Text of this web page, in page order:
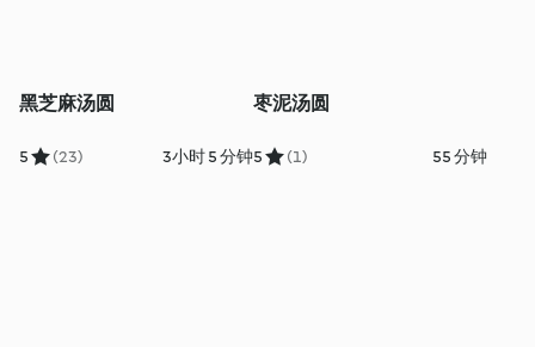
黑芝麻汤圆
5 (23) 3小时 5 分钟
枣泥汤圆
5 (1) 55 分钟